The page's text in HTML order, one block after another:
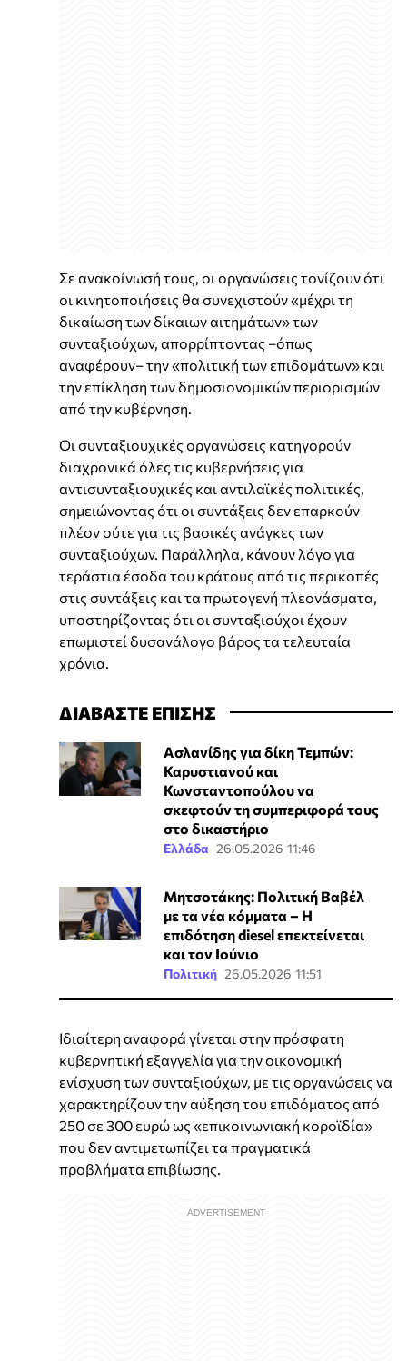
Σε ανακοίνωσή τους, οι οργανώσεις τονίζουν ότι
οι κινητοποιήσεις θα συνεχιστούν «μέχρι τη
δικαίωση των δίκαιων αιτημάτων» των
συνταξιούχων, απορρίπτοντας –όπως
αναφέρουν– την «πολιτική των επιδομάτων» και
την επίκληση των δημοσιονομικών περιορισμών
από την κυβέρνηση.
Οι συνταξιουχικές οργανώσεις κατηγορούν
διαχρονικά όλες τις κυβερνήσεις για
αντισυνταξιουχικές και αντιλαϊκές πολιτικές,
σημειώνοντας ότι οι συντάξεις δεν επαρκούν
πλέον ούτε για τις βασικές ανάγκες των
συνταξιούχων. Παράλληλα, κάνουν λόγο για
τεράστια έσοδα του κράτους από τις περικοπές
στις συντάξεις και τα πρωτογενή πλεονάσματα,
υποστηρίζοντας ότι οι συνταξιούχοι έχουν
επωμιστεί δυσανάλογο βάρος τα τελευταία
χρόνια.
ΔΙΑΒΑΣΤΕ ΕΠΙΣΗΣ
Ασλανίδης για δίκη Τεμπών:
Καρυστιανού και
Κωνσταντοπούλου να
σκεφτούν τη συμπεριφορά τους
στο δικαστήριο
Ελλάδα 26.05.2026 11:46
Μητσοτάκης: Πολιτική Βαβέλ
με τα νέα κόμματα – Η
επιδότηση diesel επεκτείνεται
και τον Ιούνιο
Πολιτική 26.05.2026 11:51
Ιδιαίτερη αναφορά γίνεται στην πρόσφατη
κυβερνητική εξαγγελία για την οικονομική
ενίσχυση των συνταξιούχων, με τις οργανώσεις να
χαρακτηρίζουν την αύξηση του επιδόματος από
250 σε 300 ευρώ ως «επικοινωνιακή κοροϊδία»
που δεν αντιμετωπίζει τα πραγματικά
προβλήματα επιβίωσης.